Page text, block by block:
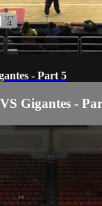
- Part 5
Gigantes -